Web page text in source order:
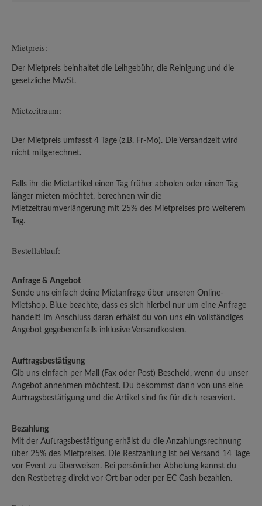
Mietpreis:
Der Mietpreis beinhaltet die Leihgebühr, die Reinigung und die
gesetzliche MwSt.
Mietzeitraum:
Der Mietpreis umfasst 4 Tage (z.B. Fr-Mo). Die Versandzeit wird
nicht mitgerechnet.
Falls ihr die Mietartikel einen Tag früher abholen oder einen Tag
länger mieten möchtet, berechnen wir die
Mietzeitraumverlängerung mit 25% des Mietpreises pro weiterem
Tag.
Bestellablauf:
Anfrage & Angebot
Sende uns einfach deine Mietanfrage über unseren Online-
Mietshop. Bitte beachte, dass es sich hierbei nur um eine Anfrage
handelt! Im Anschluss daran erhälst du von uns ein vollständiges
Angebot gegebenenfalls inklusive Versandkosten.
Auftragsbestätigung
Gib uns einfach per Mail (Fax oder Post) Bescheid, wenn du unser
Angebot annehmen möchtest. Du bekommst dann von uns eine
Auftragsbestätigung und die Artikel sind fix für dich reserviert.
Bezahlung
Mit der Auftragsbestätigung erhälst du die Anzahlungsrechnung
über 25% des Mietpreises. Die Restzahlung ist bei Versand 14 Tage
vor Event zu überweisen. Bei persönlicher Abholung kannst du
den Restbetrag direkt vor Ort bar oder per EC Cash bezahlen.